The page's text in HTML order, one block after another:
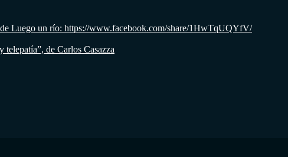
de Luego un río: https://www.facebook.com/share/1HwTqUQYfV/
de Carlos Casazza